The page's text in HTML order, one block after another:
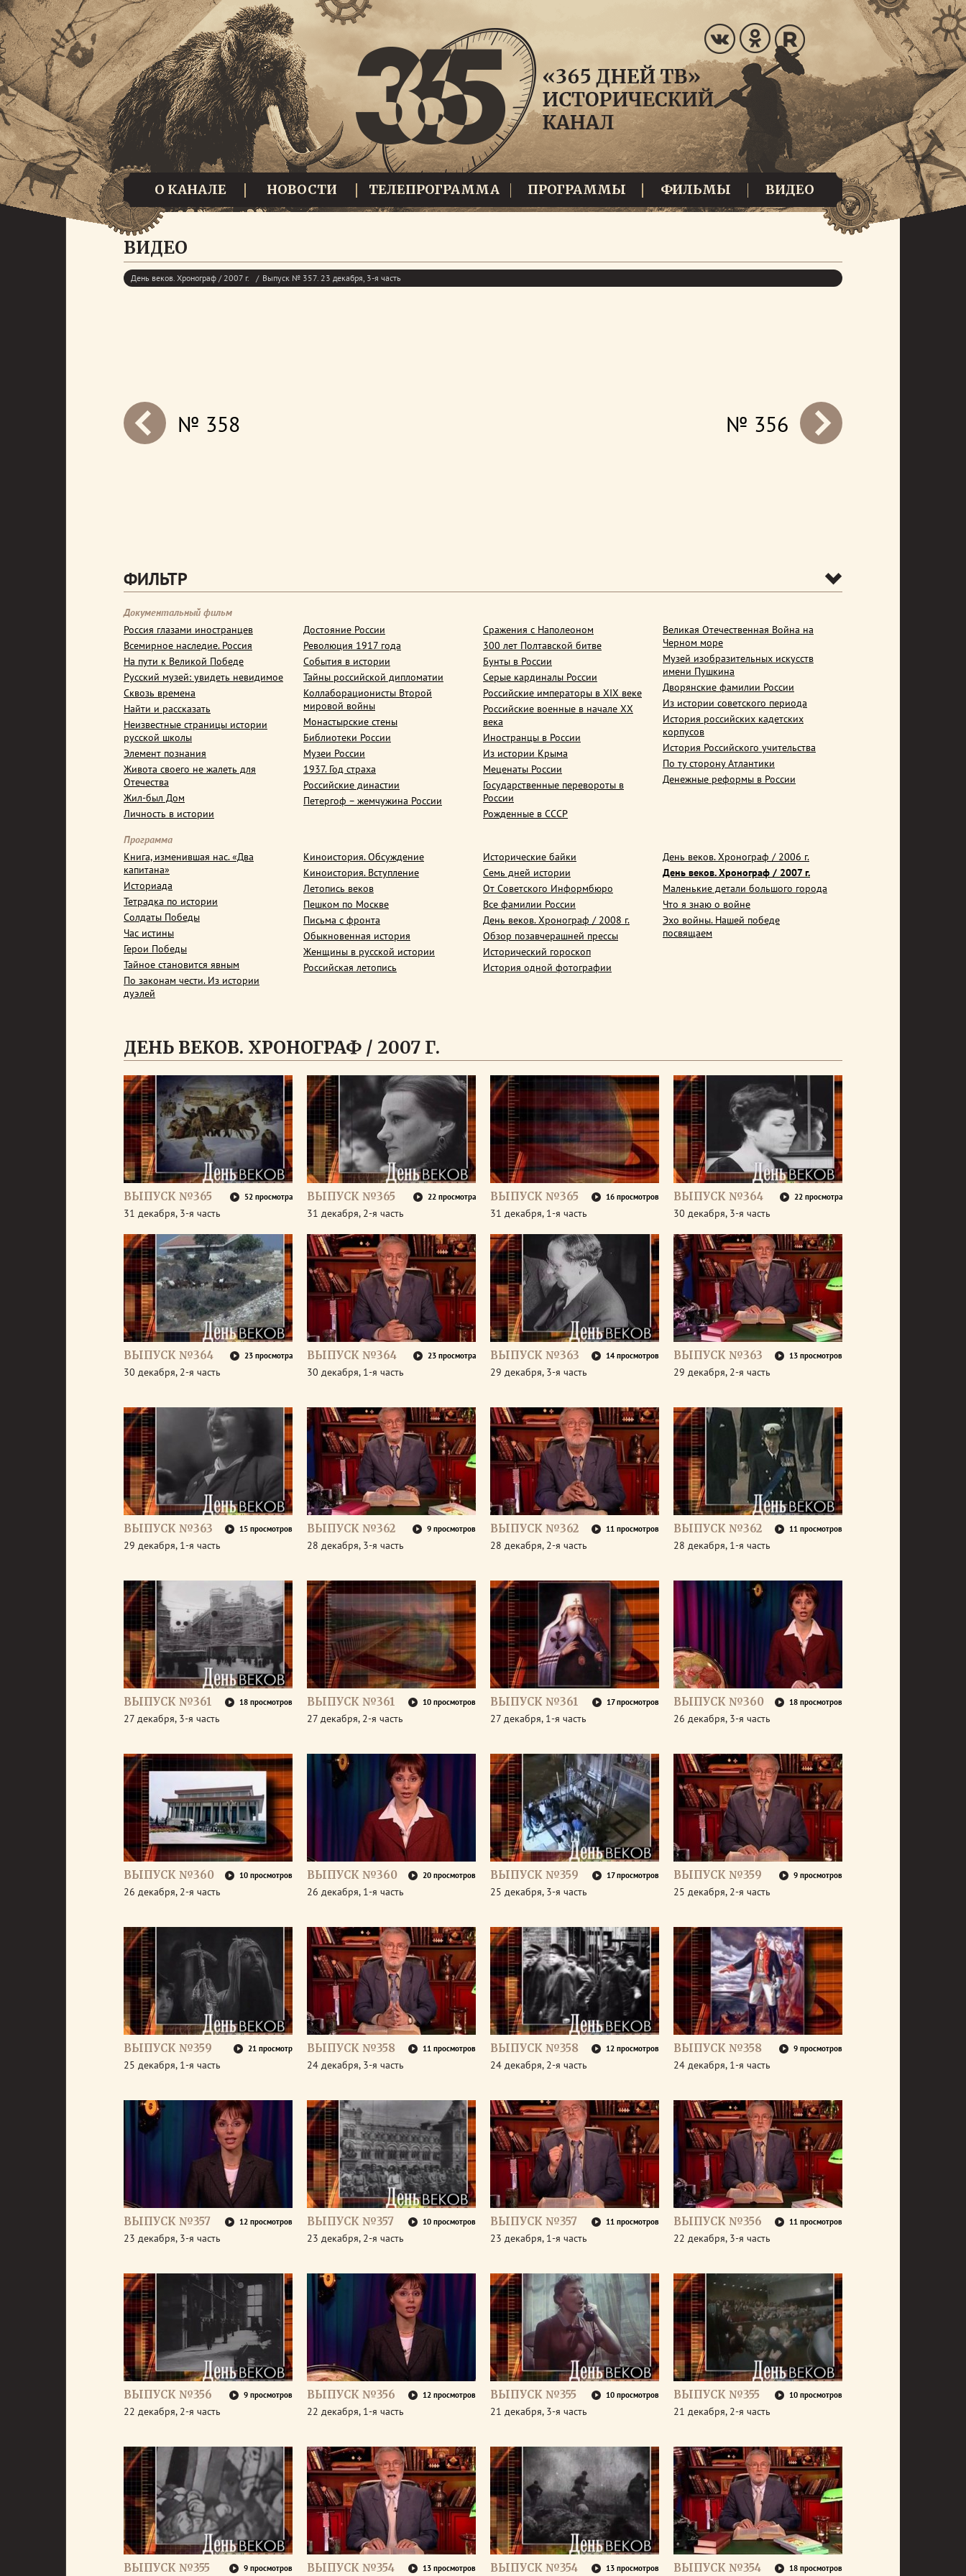
О КАНАЛЕ НОВОСТИ ТЕЛЕПРОГРАММА ПРОГРАММЫ ФИЛЬМЫ ВИДЕО
ВИДЕО
День веков. Хронограф / 2007 г. Выпуск № 357. 23 декабря, 3-я часть
prev
next № 356
№ 358
ФИЛЬТР
Документальный фильм
Россия глазами иностранцев
Всемирное наследие. Россия
На пути к Великой Победе
Русский музей: увидеть невидимое
Сквозь времена
Найти и рассказать
Неизвестные страницы истории
русской школы
Элемент познания
Живота своего не жалеть для
Отечества
Жил-был Дом
Личность в истории
Достояние России
Революция 1917 года
События в истории
Тайны российской дипломатии
Коллаборационисты Второй
мировой войны
Монастырские стены
Библиотеки России
Музеи России
1937. Год страха
Российские династии
Петергоф – жемчужина России
Сражения с Наполеоном
300 лет Полтавской битве
Бунты в России
Серые кардиналы России
Российские императоры в XIX веке
Российские военные в начале ХХ
века
Иностранцы в России
Из истории Крыма
Меценаты России
Государственные перевороты в
России
Рожденные в СССР
Великая Отечественная Война на
Черном море
Музей изобразительных искусств
имени Пушкина
Дворянские фамилии России
Из истории советского периода
История российских кадетских
корпусов
История Российского учительства
По ту сторону Атлантики
Денежные реформы в России
Программа
Книга, изменившая нас. «Два
капитана»
Историада
Тетрадка по истории
Солдаты Победы
Час истины
Герои Победы
Тайное становится явным
По законам чести. Из истории
дуэлей
Киноистория. Обсуждение
Киноистория. Вступление
Летопись веков
Пешком по Москве
Письма с фронта
Обыкновенная история
Женщины в русской истории
Российская летопись
Исторические байки
Семь дней истории
От Советского Информбюро
Все фамилии России
День веков. Хронограф / 2008 г.
Обзор позавчерашней прессы
Исторический гороскоп
История одной фотографии
День веков. Хронограф / 2006 г.
День веков. Хронограф / 2007 г.
Маленькие детали большого города
Что я знаю о войне
Эхо войны. Нашей победе
посвящаем
ДЕНЬ ВЕКОВ. ХРОНОГРАФ / 2007 Г.
ВЫПУСК №365 52 просмотра
31 декабря, 3-я часть
ВЫПУСК №365 22 просмотра
31 декабря, 2-я часть
ВЫПУСК №365 16 просмотров
31 декабря, 1-я часть
ВЫПУСК №364 22 просмотра
30 декабря, 3-я часть
ВЫПУСК №364 23 просмотра
30 декабря, 2-я часть
ВЫПУСК №364 23 просмотра
30 декабря, 1-я часть
ВЫПУСК №363 14 просмотров
29 декабря, 3-я часть
ВЫПУСК №363 13 просмотров
29 декабря, 2-я часть
ВЫПУСК №363 15 просмотров
29 декабря, 1-я часть
ВЫПУСК №362 9 просмотров
28 декабря, 3-я часть
ВЫПУСК №362 11 просмотров
28 декабря, 2-я часть
ВЫПУСК №362 11 просмотров
28 декабря, 1-я часть
ВЫПУСК №361 18 просмотров
27 декабря, 3-я часть
ВЫПУСК №361 10 просмотров
27 декабря, 2-я часть
ВЫПУСК №361 17 просмотров
27 декабря, 1-я часть
ВЫПУСК №360 18 просмотров
26 декабря, 3-я часть
ВЫПУСК №360 10 просмотров
26 декабря, 2-я часть
ВЫПУСК №360 20 просмотров
26 декабря, 1-я часть
ВЫПУСК №359 17 просмотров
25 декабря, 3-я часть
ВЫПУСК №359 9 просмотров
25 декабря, 2-я часть
ВЫПУСК №359 21 просмотр
25 декабря, 1-я часть
ВЫПУСК №358 11 просмотров
24 декабря, 3-я часть
ВЫПУСК №358 12 просмотров
24 декабря, 2-я часть
ВЫПУСК №358 9 просмотров
24 декабря, 1-я часть
ВЫПУСК №357 12 просмотров
23 декабря, 3-я часть
ВЫПУСК №357 10 просмотров
23 декабря, 2-я часть
ВЫПУСК №357 11 просмотров
23 декабря, 1-я часть
ВЫПУСК №356 11 просмотров
22 декабря, 3-я часть
ВЫПУСК №356 9 просмотров
22 декабря, 2-я часть
ВЫПУСК №356 12 просмотров
22 декабря, 1-я часть
ВЫПУСК №355 10 просмотров
21 декабря, 3-я часть
ВЫПУСК №355 10 просмотров
21 декабря, 2-я часть
ВЫПУСК №355 9 просмотров ВЫПУСК №354 13 просмотров ВЫПУСК №354 13 просмотров ВЫПУСК №354 18 просмотров